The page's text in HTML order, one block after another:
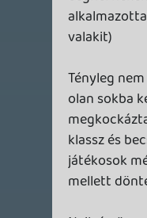
manga02
Jah mert nem az ő
kapunk magyar
zorgo 2008.10.24
GYUFo 2008.10.24
Dehogy túlzás, ma
magyar híradások
Rockstart a San